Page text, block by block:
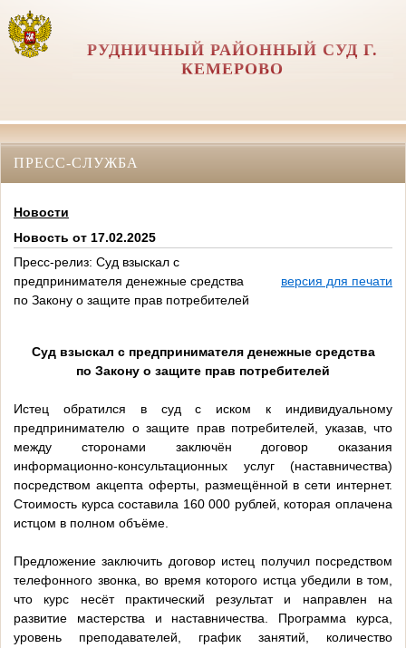
РУДНИЧНЫЙ РАЙОННЫЙ СУД Г.
КЕМЕРОВО
ПРЕСС-СЛУЖБА
Новости
Новость от 17.02.2025
Пресс-релиз: Суд взыскал с
предпринимателя денежные средства
по Закону о защите прав потребителей
версия для печати
Суд взыскал с предпринимателя денежные средства
по Закону о защите прав потребителей
Истец обратился в суд с иском к индивидуальному
предпринимателю о защите прав потребителей, указав, что
между сторонами заключён договор оказания
информационно-консультационных услуг (наставничества)
посредством акцепта оферты, размещённой в сети интернет.
Стоимость курса составила 160 000 рублей, которая оплачена
истцом в полном объёме.
Предложение заключить договор истец получил посредством
телефонного звонка, во время которого истца убедили в том,
что курс несёт практический результат и направлен на
развитие мастерства и наставничества. Программа курса,
уровень преподавателей, график занятий, количество